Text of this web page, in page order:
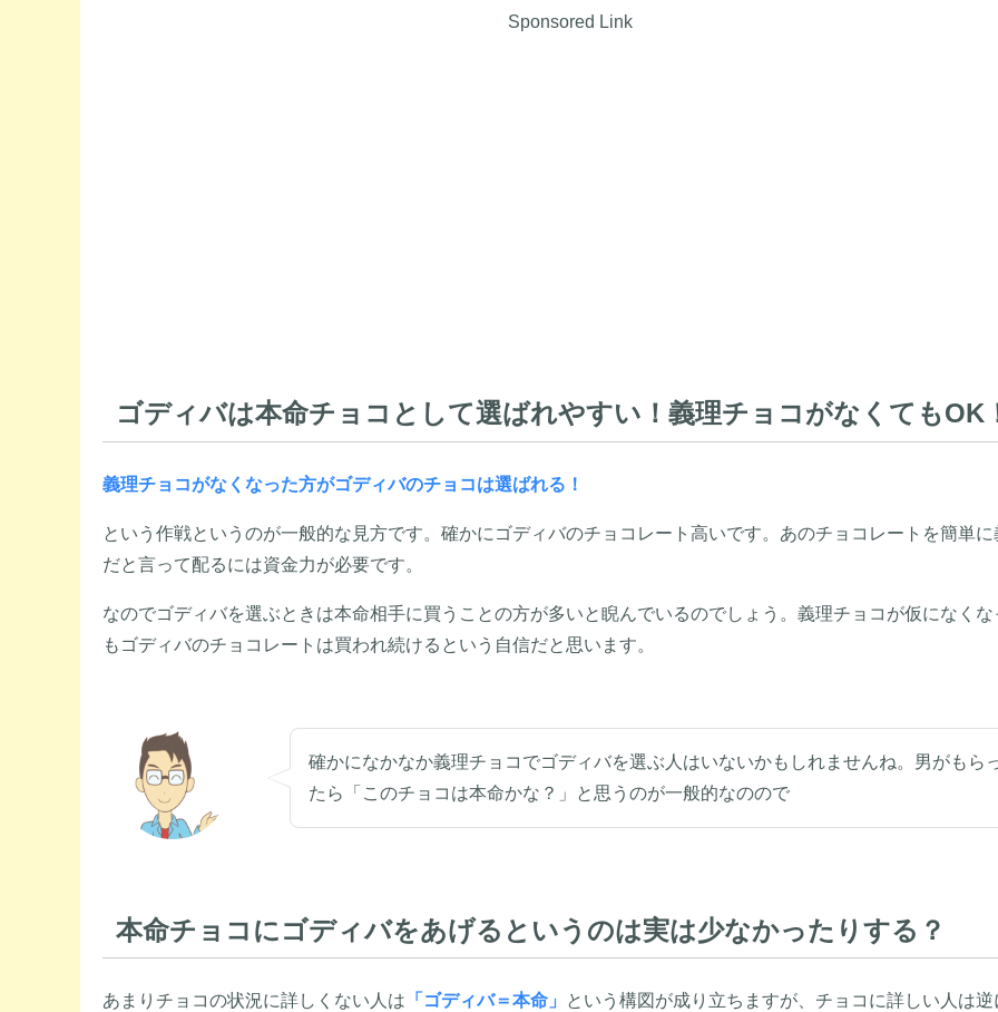
Sponsored Link
ゴディバは本命チョコとして選ばれやすい！義理チョコがなくてもOK
義理チョコがなくなった方がゴディバのチョコは選ばれる！
という作戦というのが一般的な見方です。確かにゴディバのチョコレート高いです。あのチョコレートを簡単に
だと言って配るには資金力が必要です。
なのでゴディバを選ぶときは本命相手に買うことの方が多いと睨んでいるのでしょう。義理チョコが仮になくな
もゴディバのチョコレートは買われ続けるという自信だと思います。
確かになかなか義理チョコでゴディバを選ぶ人はいないかもしれませんね。男がもら
たら「このチョコは本命かな？」と思うのが一般的なのので
本命チョコにゴディバをあげるというのは実は少なかったりする？
あまりチョコの状況に詳しくない人は 「ゴディバ＝本命」
という構図が成り立ちますが、チョコに詳しい人は逆